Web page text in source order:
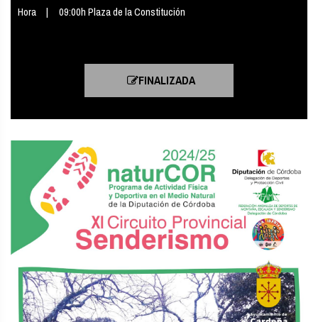
Hora 09:00h Plaza de la Constitución
FINALIZADA